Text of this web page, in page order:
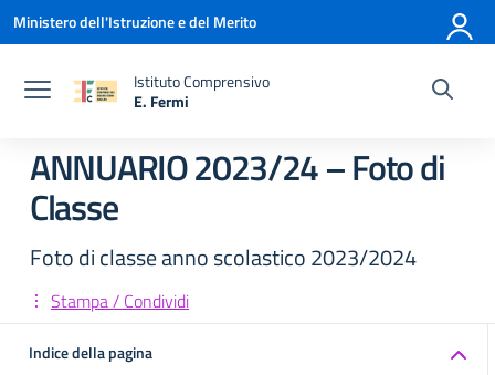
Vai ai contenuti
Vai al menu di navigazione
Vai al footer
Ministero dell'Istruzione e del Merito
Istituto Comprensivo
E. Fermi
ANNUARIO 2023/24 – Foto di
Classe
Foto di classe anno scolastico 2023/2024
Stampa / Condividi
Indice della pagina